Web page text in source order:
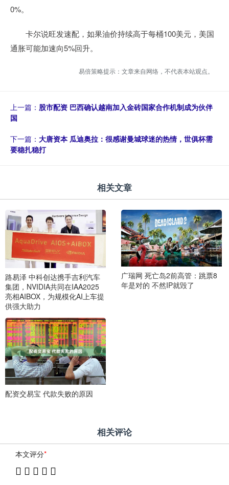
0%。
卡尔说旺发速配，如果油价持续高于每桶100美元，美国
通胀可能加速向5%回升。
易倍策略提示：文章来自网络，不代表本站观点。
上一篇： 股市配资 巴西确认越南加入金砖国家合作机制成为伙伴
国
下一篇： 大唐资本 瓜迪奥拉：很感谢曼城球迷的热情，世俱杯需
要稳扎稳打
相关文章
路易泽 中科创达携手吉利汽车
集团，NVIDIA共同在IAA2025
亮相AIBOX，为规模化AI上车提
供强大助力
广瑞网 死亡岛2前高管：跳票8
年是对的 不然IP就毁了
配资交易宝 代款失败的原因
相关评论
本文评分*